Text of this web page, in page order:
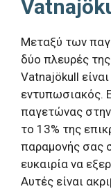
Μεταξύ των
δύο πλευρές
Vatnajökull
εντυπωσιακός.
παγετώνας
το 13% της
παραμονής σας
ευκαιρία να
Αυτές είναι